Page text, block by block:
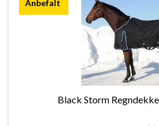
Black Storm